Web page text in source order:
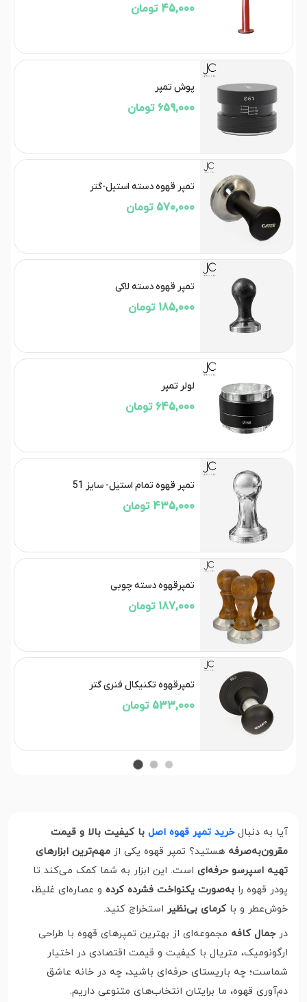
45,000 تومان
پوش تمپر
659,000 تومان
تمپر قهوه دسته استیل-گتر
570,000 تومان
تمپر قهوه دسته لاکی
185,000 تومان
لولر تمپر
645,000 تومان
تمپر قهوه تمام استیل- سایز 51
435,000 تومان
تمپرقهوه دسته چوبی
187,000 تومان
تمپرقهوه تکنیکال فنری گتر
533,000 تومان
آیا به دنبالخرید تمپر قهوه اصل با کیفیت بالا و قیمت
مقرون‌به‌صرفه هستید؟ تمپر قهوه یکی از مهم‌ترین ابزارهای
تهیه اسپرسو حرفه‌ای است. این ابزار به شما کمک می‌کند تا
پودر قهوه را به‌صورت یکنواخت فشرده کرده و عصاره‌ای غلیظ،
خوش‌عطر و باکرمای بی‌نظیر استخراج کنید.
درجمال کافه مجموعه‌ای از بهترین تمپرهای قهوه با طراحی
ارگونومیک، متریال با کیفیت و قیمت اقتصادی در اختیار
شماست؛ چه باریستای حرفه‌ای باشید، چه در خانه عاشق
دم‌آوری قهوه، ما برایتان انتخاب‌های متنوعی داریم.